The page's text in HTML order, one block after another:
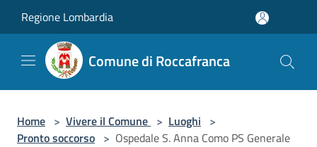
Regione Lombardia
Comune di Roccafranca
Home > Vivere il Comune > Luoghi >
Pronto soccorso > Ospedale S. Anna Como PS Generale